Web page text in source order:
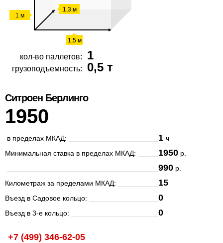
1 м
1,3 м
1,5 м
кол-во паллетов: 1
грузоподъемность: 0,5 т
Ситроен Берлинго
1950
в пределах МКАД: 1ч
Минимальная ставка в пределах МКАД:
1950 р.
990 р.
Километраж за пределами МКАД:
15
Въезд в Садовое кольцо: 0
Въезд в 3-е кольцо: 0
+7 (499) 346-62-05